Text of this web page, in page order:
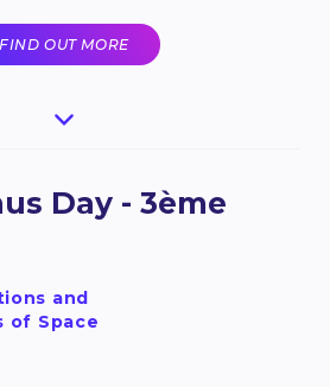
FIND OUT MORE
Day - 3ème
and
of Space